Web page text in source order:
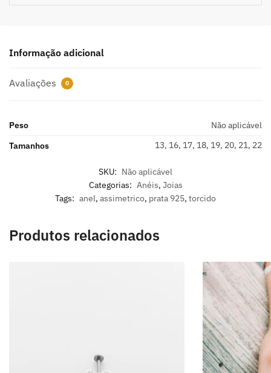
Informação adicional
Avaliações 0
Peso
Não aplicável
Tamanhos
13, 16, 17, 18, 19, 20, 21, 22
SKU: Não aplicável
Categorias: Anéis, Joias
Tags: anel, assimetrico, prata 925, torcido
Produtos relacionados